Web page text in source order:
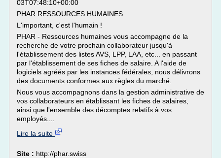
03T07:48:10+00:00
PHAR RESSOURCES HUMAINES
L'important, c'est l'humain !
PHAR - Ressources humaines vous accompagne de la
recherche de votre prochain collaborateur jusqu'à
l'établissement des listes AVS, LPP, LAA, etc... en passant
par l'établissement de ses fiches de salaire. A l'aide de
logiciels agréés par les instances fédérales, nous délivrons
des documents conformes aux règles du marché.
Nous vous accompagnons dans la gestion administrative de
vos collaborateurs en établissant les fiches de salaires,
ainsi que l'ensemble des décomptes relatifs à vos
employés....
Lire la suite
Site : http://phar.swiss